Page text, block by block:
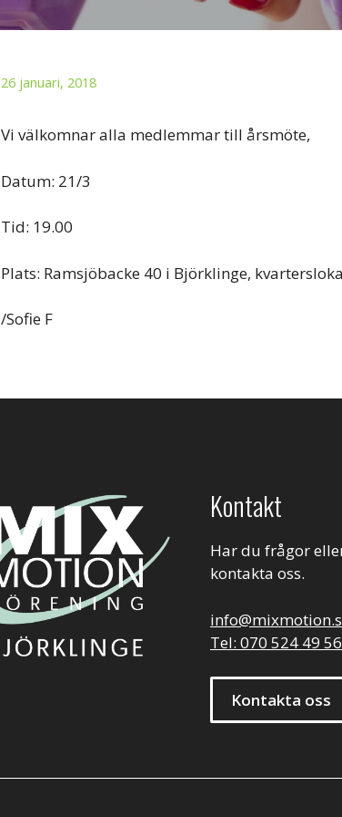
26 januari, 2018
Vi välkomnar alla medlemmar till årsmöte,
Datum: 21/3
Tid: 19.00
Plats: Ramsjöbacke 40 i Björklinge,
/Sofie F
Kontakt
Har du frågor
kontakta oss.
Tel: 070 524 49 56
Kontakta oss